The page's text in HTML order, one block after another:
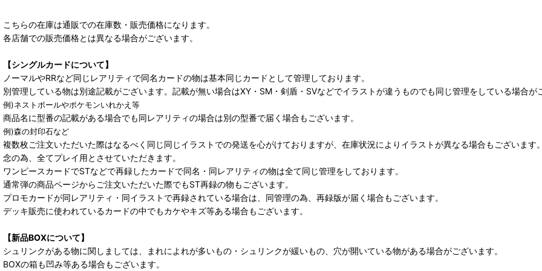
こちらの在庫は通販での在庫数・販売価格になります。
各店舗での販売価格とは異なる場合がございます。
【シングルカードについて】
ノーマルやRRなど同じレアリティで同名カードの物は基本同じカードとして管理しております。
別管理している物は別途記載がございます。記載が無い場合はXY・SM・剣盾・SVなどでイラストが違うものでも同じ管理をしている場合が
例)ネストボールやポケモンいれかえ等
商品名に型番の記載がある場合でも同レアリティの場合は別の型番で届く場合もございます。
例)森の封印石など
複数枚ご注文いただいた際はなるべく同じ同じイラストでの発送を心がけておりますが、在庫状況によりイラストが異なる場合もございます。
念の為、全てプレイ用とさせていただきます。
ワンピースカードでSTなどで再録したカードで同名・同レアリティの物は全て同じ管理をしております。
通常弾の商品ページからご注文いただいた際でもST再録の物もございます。
プロモカードが同レアリティ・同イラストで再録されている場合は、同管理の為、再録版が届く場合もございます。
デッキ販売に使われているカードの中でもカケやキズ等ある場合もございます。
【新品BOXについて】
シュリンクがある物に関しましては、まれによれが多いもの・シュリンクが緩いもの、穴が開いている物がある場合がございます。
BOXの箱も凹み等ある場合もございます。